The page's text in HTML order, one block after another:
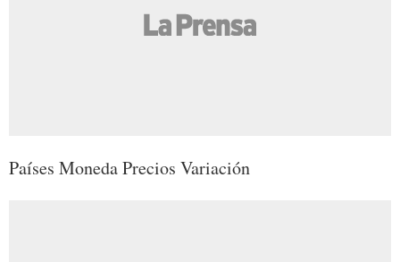
Países Moneda Precios Variación